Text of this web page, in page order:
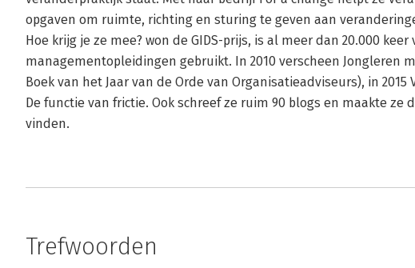
opgaven om ruimte, richting en sturing te geven aan
Hoe krijg je ze mee? won de GIDS-prijs, is al meer dan 20.000
managementopleidingen gebruikt. In 2010 verscheen Jongleren
Boek van het Jaar van de Orde van Organisatieadviseurs), in 2015
De functie van frictie. Ook schreef ze ruim 90 blogs en maakte ze
vinden.
Trefwoorden